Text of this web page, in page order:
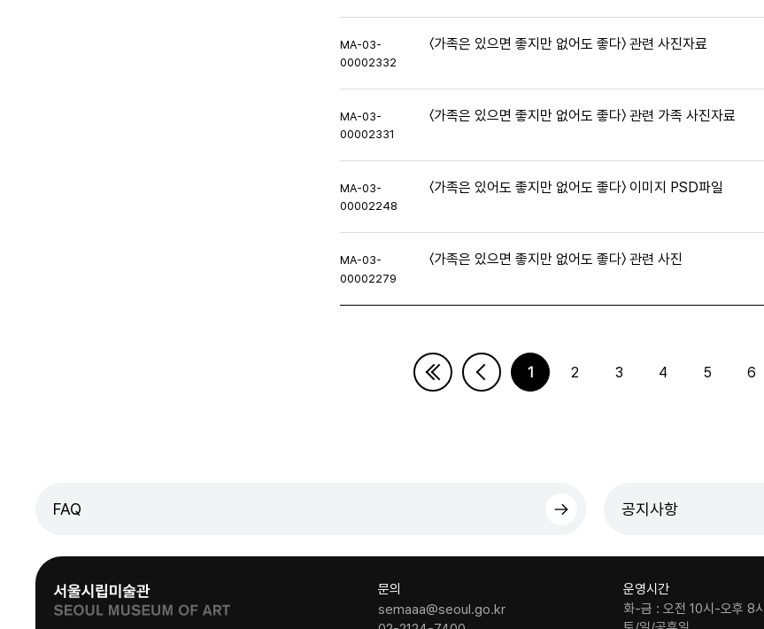
MA-03-
00002332
〈가족은 있으면 좋지만 없어도 좋다〉 관련 사진자료
MA-03-
00002331
〈가족은 있으면 좋지만 없어도 좋다〉 관련 가족 사진자료
MA-03-
00002248
〈가족은 있어도 좋지만 없어도 좋다〉 이미지 PSD파일
MA-03-
00002279
〈가족은 있으면 좋지만 없어도 좋다〉 관련 사진
1 2 3 4 5 6
다음페이지마지막페이지
FAQ 공지사항
문의
semaaa@seoul.go.kr
운영시간
화-금 : 오전 10시-오후 8시